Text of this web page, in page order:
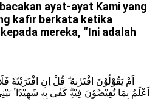
ayat-ayat Kami yang
kafir berkata ketika
mereka, “Ini adalah
اَمْ يَقُوْلُوْنَ افْتَرٰىهُ ۗ قُلْ اِنِ افْتَرَيْتُهٗ
اَعْلَمُ بِمَا تُفِيْضُوْنَ فِيْهِۗ كَفٰى بِهٖ شَهِيْدًا